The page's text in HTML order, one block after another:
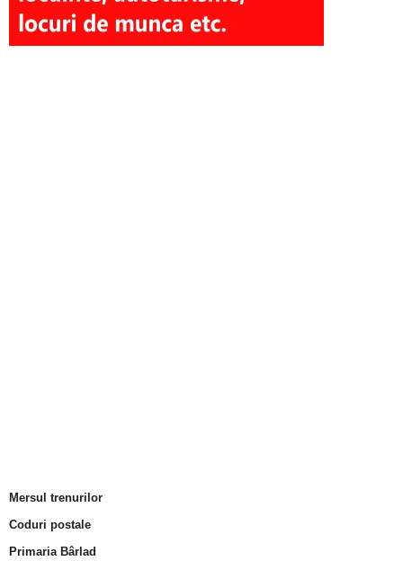
Mersul trenurilor
Coduri postale
Primaria Bârlad